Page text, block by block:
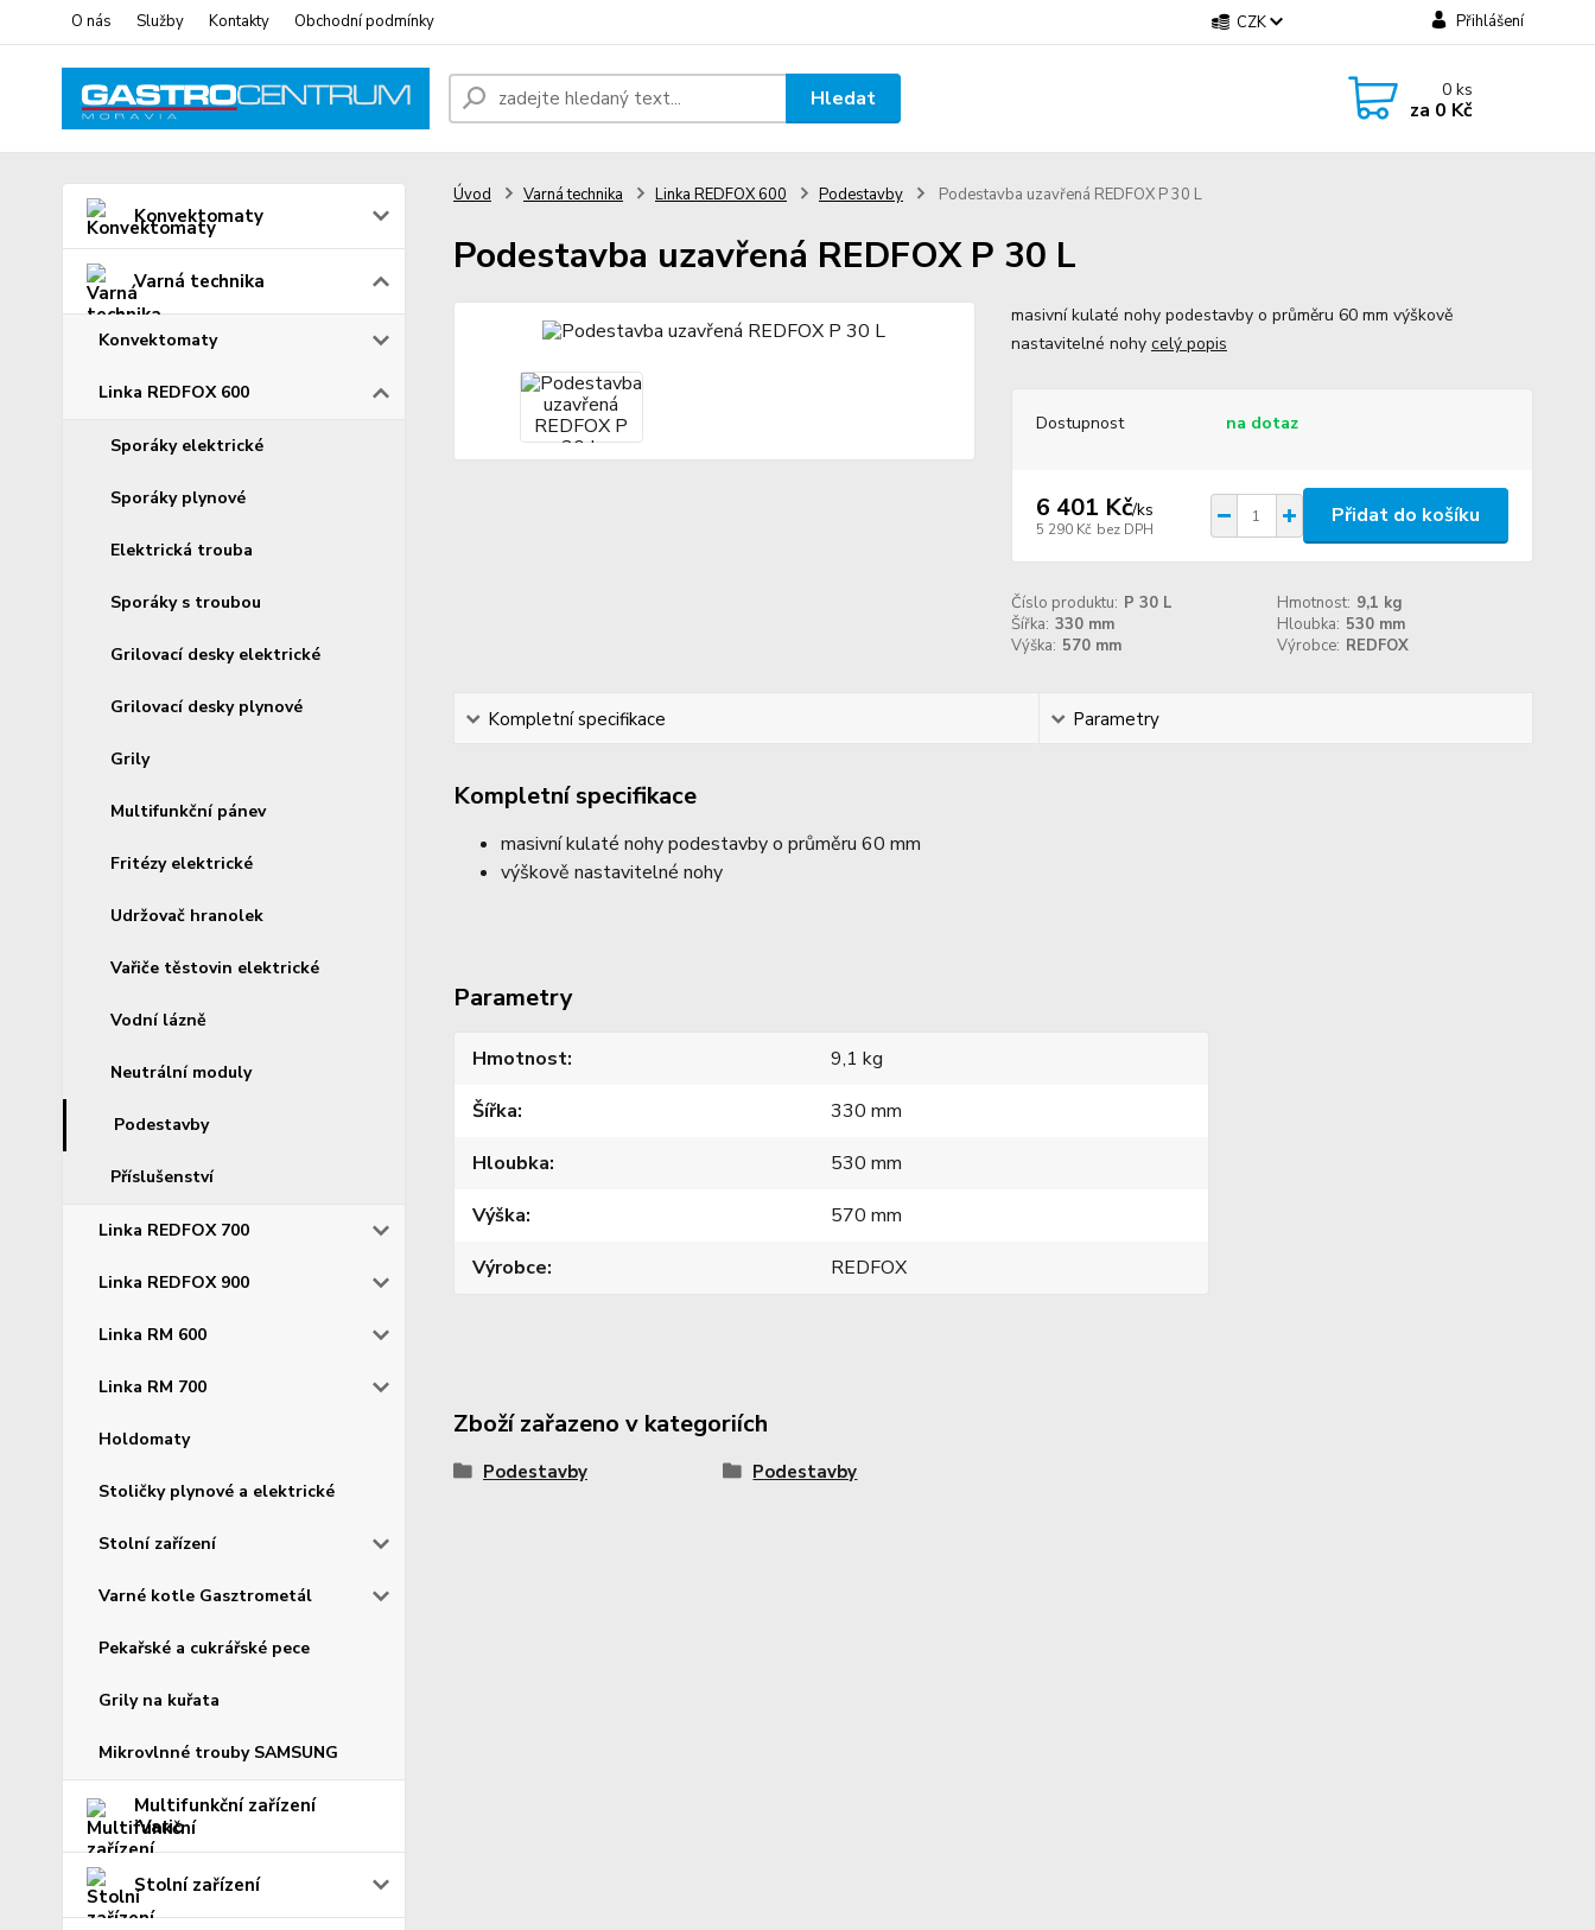
O nás Služby Kontakty Obchodní podmínky CZK Přihlášení
Hledat 0ks
za 0 Kč
Konvektomaty
Varná technika
Konvektomaty
Linka REDFOX 600
Sporáky elektrické
Sporáky plynové
Elektrická trouba
Sporáky s troubou
Grilovací desky elektrické
Grilovací desky plynové
Grily
Multifunkční pánev
Fritézy elektrické
Udržovač hranolek
Vařiče těstovin elektrické
Vodní lázně
Neutrální moduly
Podestavby
Příslušenství
Linka REDFOX 700
Linka REDFOX 900
Linka RM 600
Linka RM 700
Holdomaty
Stoličky plynové a elektrické
Stolní zařízení
Varné kotle Gasztrometál
Pekařské a cukrářské pece
Grily na kuřata
Mikrovlnné trouby SAMSUNG
Multifunkční zařízení
iVario
Stolní zařízení
Úvod Varná technika Linka REDFOX 600 Podestavby Podestavba uzavřená REDFOX P 30 L
Podestavba uzavřená REDFOX P 30 L
masivní kulaté nohy podestavby o průměru 60 mm výškově
nastavitelné nohy celý popis
Dostupnost na dotaz
6 401 Kč/ks
5 290 Kč bez DPH
Přidat do košíku
Číslo produktu: P 30 L Hmotnost: 9,1 kg
Šířka: 330 mm Hloubka: 530 mm
Výška: 570 mm Výrobce: REDFOX
Kompletní specifikace Parametry
Kompletní specifikace
masivní kulaté nohy podestavby o průměru 60 mm
výškově nastavitelné nohy
Parametry
Hmotnost
9,1 kg
Šířka
330 mm
Hloubka
530 mm
Výška
570 mm
Výrobce
REDFOX
Zboží zařazeno v kategoriích
Podestavby Podestavby